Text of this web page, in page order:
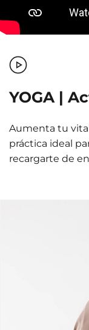
YOGA |
Aumenta tu
práctica ideal
recargarte de